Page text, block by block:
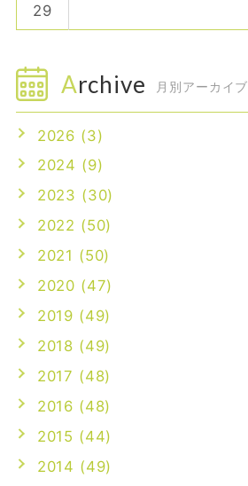
29
Archive 月別アーカイブ
2026 (3)
2024 (9)
2023 (30)
2022 (50)
2021 (50)
2020 (47)
2019 (49)
2018 (49)
2017 (48)
2016 (48)
2015 (44)
2014 (49)